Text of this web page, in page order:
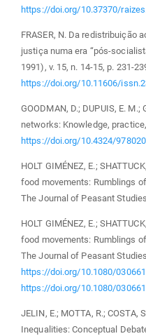
https://doi.org/10.37370/
FRASER, N. Da redistribuição
justiça numa era “pós-
1991), v. 15, n. 14-15, p. 231-
https://doi.org/10.11606/
GOODMAN, D.; DUPUIS, E.
networks: Knowledge,
https://doi.org/10.4324/
HOLT GIMÉNEZ, E.;
food movements: Rumblings
The Journal of Peasant
HOLT GIMÉNEZ, E.;
food movements: Rumblings
The Journal of Peasant
https://doi.org/10.1080/
https://doi.org/10.1080/
JELIN, E.; MOTTA, R.; COSTA,
Inequalities: Conceptual